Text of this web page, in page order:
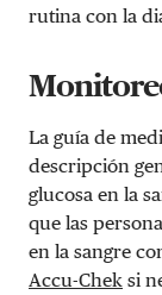
rutina con la
La guía de
descripción
glucosa en la
que las
en la sangre
Accu-Chek si